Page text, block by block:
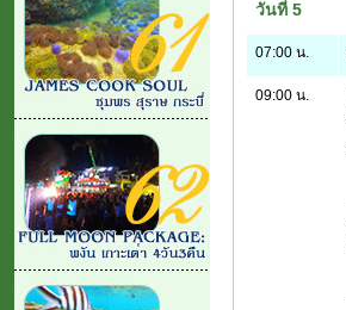
วันที่ 5
07:00 น.
09:00 น.